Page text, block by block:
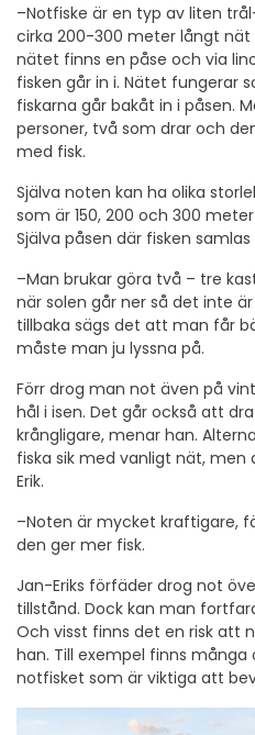
–Notfiske är en typ av liten
cirka 200-300 meter långt
nätet finns en påse och via
fisken går in i. Nätet fungerar
fiskarna går bakåt in i påsen.
personer, två som drar och
med fisk.
Själva noten kan ha olika
som är 150, 200 och 300
Själva påsen där fisken
–Man brukar göra två – tre
när solen går ner så det inte
tillbaka sägs det att man får
måste man ju lyssna på.
Förr drog man not även på
hål i isen. Det går också att
krångligare, menar han.
fiska sik med vanligt nät,
Erik.
–Noten är mycket kraftigare,
den ger mer fisk.
Jan-Eriks förfäder drog not
tillstånd. Dock kan man
Och visst finns det en risk att
han. Till exempel finns
notfisket som är viktiga att